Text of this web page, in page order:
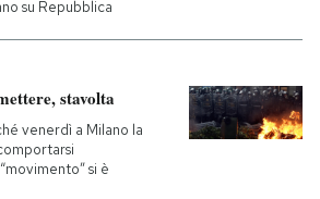
su Repubblica
stavolta
venerdì a Milano la
si è